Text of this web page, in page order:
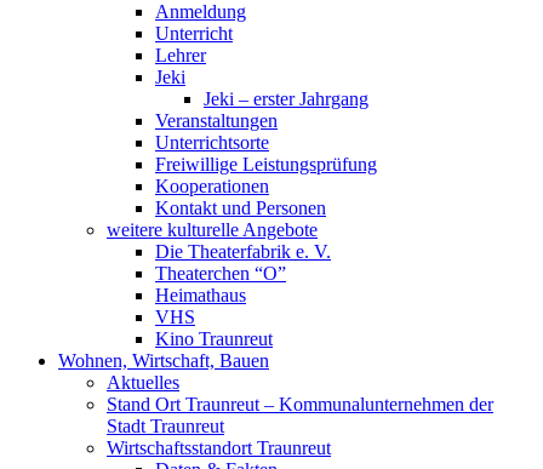
Anmeldung
Unterricht
Lehrer
Jeki
Jeki – erster Jahrgang
Veranstaltungen
Unterrichtsorte
Freiwillige Leistungsprüfung
Kooperationen
Kontakt und Personen
weitere kulturelle Angebote
Die Theaterfabrik e. V.
Theaterchen “O”
Heimathaus
VHS
Kino Traunreut
Wohnen, Wirtschaft, Bauen
Aktuelles
Stand Ort Traunreut – Kommunalunternehmen der
Stadt Traunreut
Wirtschaftsstandort Traunreut